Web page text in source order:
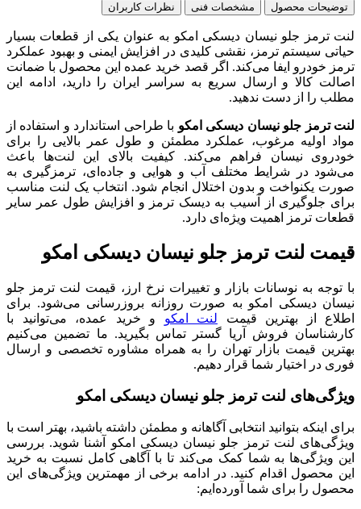
توضیحات محصول مشخصات فنی نظرات کاربران
لنت ترمز جلو نیسان دیسکی امکو به عنوان یکی از قطعات بسیار
حیاتی سیستم ترمز، نقشی کلیدی در افزایش ایمنی و بهبود عملکرد
ترمز خودرو ایفا می‌کند. اگر قصد خرید عمده این محصول با ضمانت
اصالت کالا و ارسال سریع به سراسر ایران را دارید، ادامه این
مطلب را از دست ندهید.
لنت ترمز جلو نیسان دیسکی امکو با طراحی استاندارد و استفاده از
مواد اولیه مرغوب، عملکرد مطمئن و طول عمر بالایی را برای
خودروی نیسان فراهم می‌کند. کیفیت بالای این لنت‌ها باعث
می‌شود در شرایط مختلف آب و هوایی و جاده‌ای، ترمزگیری به
صورت یکنواخت و بدون اختلال انجام شود. انتخاب یک لنت مناسب
برای جلوگیری از آسیب به دیسک ترمز و افزایش طول عمر سایر
قطعات ترمز اهمیت ویژه‌ای دارد.
قیمت لنت ترمز جلو نیسان دیسکی امکو
با توجه به نوسانات بازار و تغییرات نرخ ارز، قیمت لنت ترمز جلو
نیسان دیسکی امکو به صورت روزانه بروزرسانی می‌شود. برای
اطلاع از بهترین قیمت لنت امکو و خرید عمده، می‌توانید با
کارشناسان فروش آریا گستر تماس بگیرید. ما تضمین می‌کنیم
بهترین قیمت بازار تهران را به همراه مشاوره تخصصی و ارسال
فوری در اختیار شما قرار دهیم.
ویژگی‌های لنت ترمز جلو نیسان دیسکی امکو
برای اینکه بتوانید انتخابی آگاهانه و مطمئن داشته باشید، بهتر است با
ویژگی‌های لنت ترمز جلو نیسان دیسکی امکو آشنا شوید. بررسی
این ویژگی‌ها به شما کمک می‌کند تا با آگاهی کامل نسبت به خرید
این محصول اقدام کنید. در ادامه برخی از مهمترین ویژگی‌های این
محصول را برای شما آورده‌ایم: